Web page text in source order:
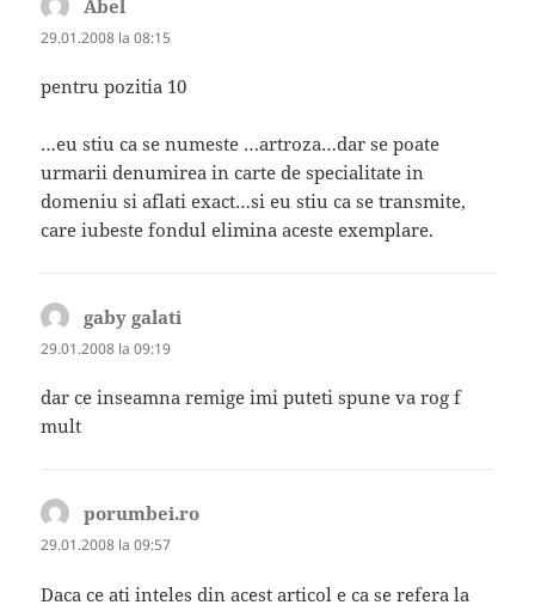
Abel
29.01.2008 la 08:15
pentru pozitia 10
…eu stiu ca se numeste …artroza…dar se poate
urmarii denumirea in carte de specialitate in
domeniu si aflati exact…si eu stiu ca se transmite,
care iubeste fondul elimina aceste exemplare.
gaby galati
29.01.2008 la 09:19
dar ce inseamna remige imi puteti spune va rog f
mult
porumbei.ro
29.01.2008 la 09:57
Daca ce ati inteles din acest articol e ca se refera la